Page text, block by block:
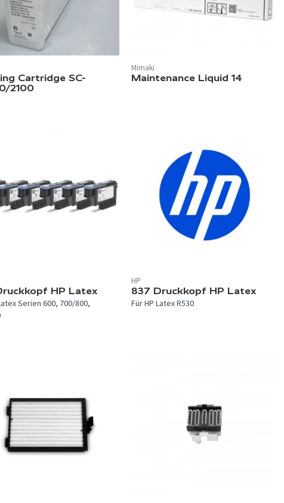
Cartridge SC-
2100
Mimaki
Maintenance Liquid 14
verfügbar. HP Latex
Serien 600, 700/800,
In 3 Farben verfügbar.
HP
837 Druckkopf HP Latex
Für HP Latex R530